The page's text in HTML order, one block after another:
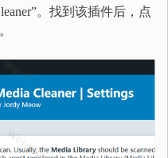
。找到该插件后，点